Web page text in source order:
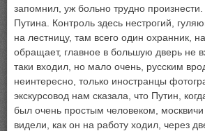
запомнил, уж больно трудно
Путина. Контроль здесь нестрогий,
на лестницу, там всего один охранник,
обращает, главное в большую дверь не
таки входил, но мало очень, русским
неинтересно, только иностранцы
экскурсовод нам сказала, что Путин,
был очень простым человеком,
видели, как он на работу ходил, через